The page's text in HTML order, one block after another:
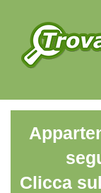
Clicca